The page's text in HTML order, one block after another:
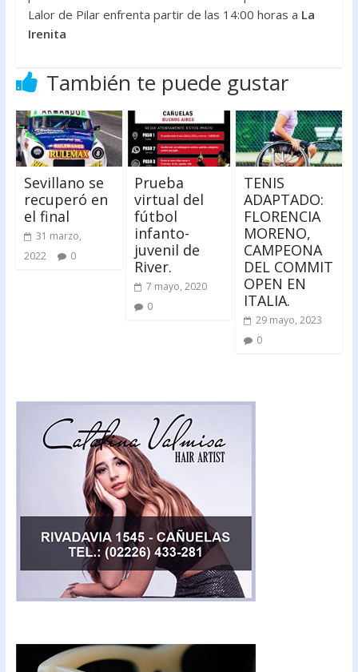
Lalor de Pilar enfrenta partir de las 14:00 horas a La
Irenita
También te puede gustar
Sevillano se
recuperó en
el final
31 marzo,
2022
0
Prueba
virtual del
fútbol
infanto-
juvenil de
River.
7 mayo, 2020
0
TENIS
ADAPTADO:
FLORENCIA
MORENO,
CAMPEONA
DEL COMMIT
OPEN EN
ITALIA.
29 mayo, 2023
0